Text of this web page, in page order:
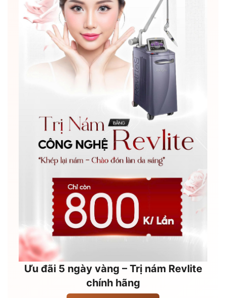
Ưu đãi 5 ngày vàng – Trị nám Revlite
chính hãng